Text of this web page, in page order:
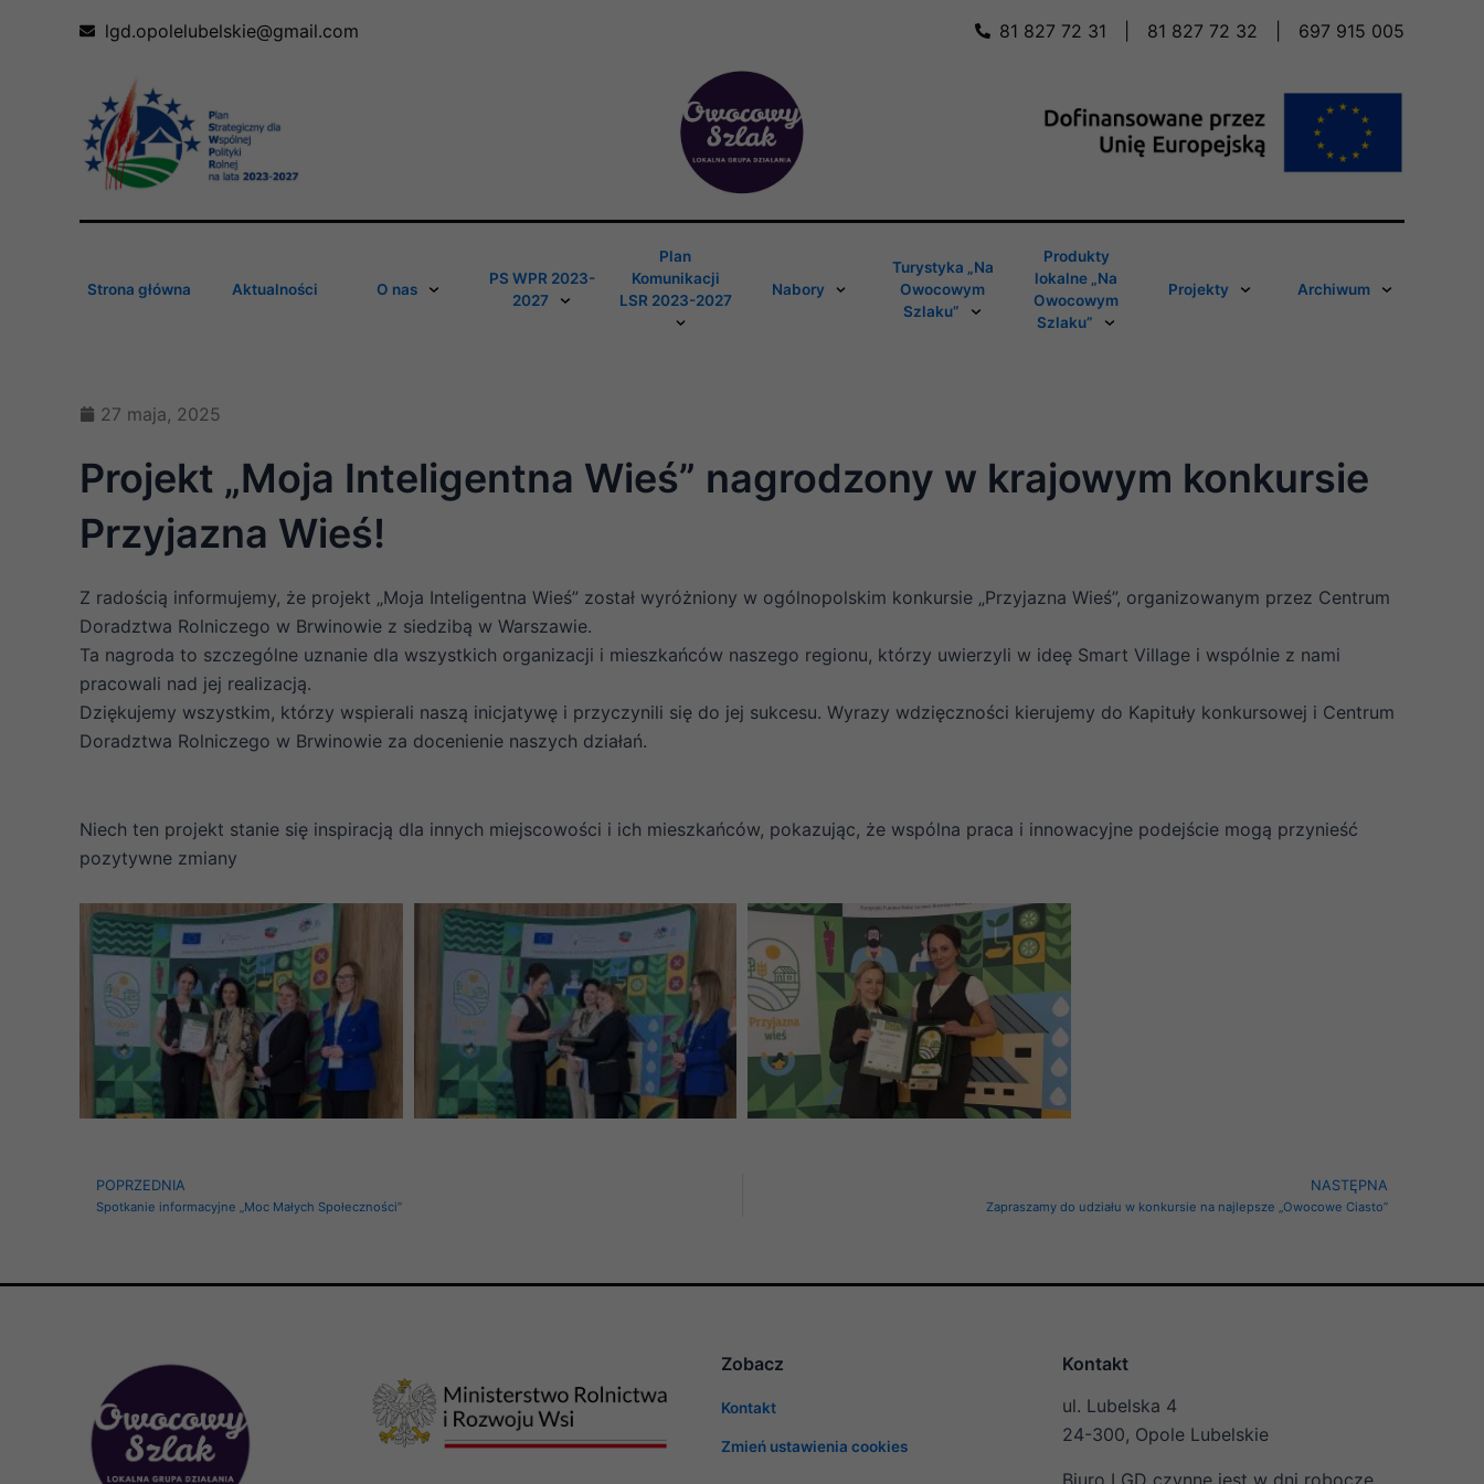
lgd.opolelubelskie@gmail.com 81 827 72 31 81 827 72 32 697 915 005
Strona główna Aktualności O nas
PS WPR 2023-
2027
Plan
Komunikacji
LSR 2023-2027
Nabory
Turystyka „Na
Owocowym
Szlaku”
Produkty
lokalne „Na
Owocowym
Szlaku”
Projekty Archiwum
27 maja, 2025
Projekt „Moja Inteligentna Wieś” nagrodzony w krajowym konkursie
Przyjazna Wieś!
Z radością informujemy, że projekt „Moja Inteligentna Wieś” został wyróżniony w ogólnopolskim konkursie „Przyjazna Wieś”, organizowanym przez Centrum
Doradztwa Rolniczego w Brwinowie z siedzibą w Warszawie.
Ta nagroda to szczególne uznanie dla wszystkich organizacji i mieszkańców naszego regionu, którzy uwierzyli w ideę Smart Village i wspólnie z nami
pracowali nad jej realizacją.
Dziękujemy wszystkim, którzy wspierali naszą inicjatywę i przyczynili się do jej sukcesu. Wyrazy wdzięczności kierujemy do Kapituły konkursowej i Centrum
Doradztwa Rolniczego w Brwinowie za docenienie naszych działań.
Niech ten projekt stanie się inspiracją dla innych miejscowości i ich mieszkańców, pokazując, że wspólna praca i innowacyjne podejście mogą przynieść
pozytywne zmiany
POPRZEDNIA
Spotkanie informacyjne „Moc Małych Społeczności”
NASTĘPNA
Zapraszamy do udziału w konkursie na najlepsze „Owocowe Ciasto”
Zobacz
Kontakt
Zmień ustawienia cookies
Kontakt
ul. Lubelska 4
24-300, Opole Lubelskie
opcjonalne. Są